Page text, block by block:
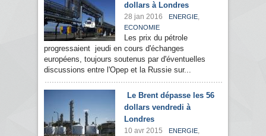
dollars à Londres
28 jan 2016 ENERGIE,
ECONOMIE
Les prix du pétrole
progressaient jeudi en cours d'échanges
européens, toujours soutenus par d'éventuelles
discussions entre l'Opep et la Russie sur...
Le Brent dépasse les 56
dollars vendredi à
Londres
10 avr 2015 ENERGIE,